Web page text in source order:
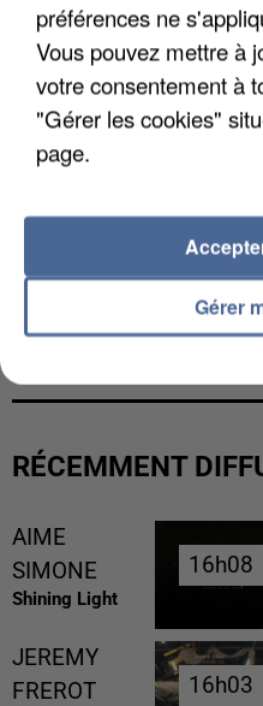
LES DONNÉES DE 300
INTERMARCHÉ APRÈS
RÉCEMMENT
AIME
SIMONE
Shining Light
16h08
16h08
JEREMY
FREROT
16h03
16h03
préférences ne
Vous pouvez mettre à
votre consentement à
"Gérer les cookies"
page.
Gérer